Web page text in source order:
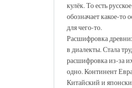
кулёк. То есть
обозначает какое-то
для чего-то.
Расшифровка
в диалекты. Стала
расшифровка из-за
одно. Континент
Китайский и